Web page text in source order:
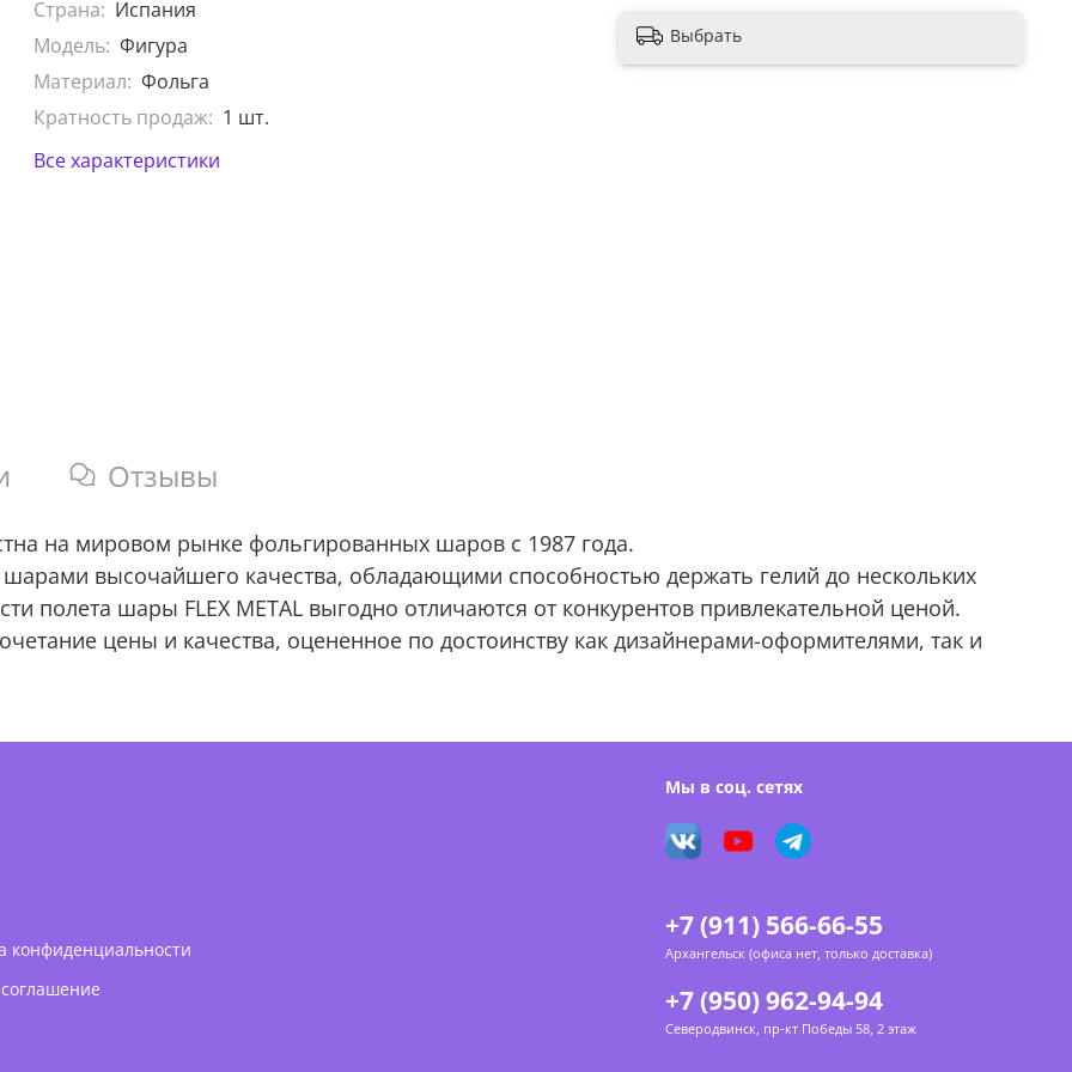
Страна: Испания
Модель: Фигура
Материал: Фольга
Кратность продаж: 1 шт.
Все характеристики
Выбрать
Отзывы
на мировом рынке фольгированных шаров с 1987 года.
высочайшего качества, обладающими способностью держать гелий до нескольких
полета шары FLEX METAL выгодно отличаются от конкурентов привлекательной ценой.
цены и качества, оцененное по достоинству как дизайнерами-оформителями, так и
конфиденциальности
Мы в соц. сетях
+7 (911) 566-66-55
Архангельск (офиса нет, только доставка)
+7 (950) 962-94-94
Северодвинск, пр-кт Победы 58, 2 этаж